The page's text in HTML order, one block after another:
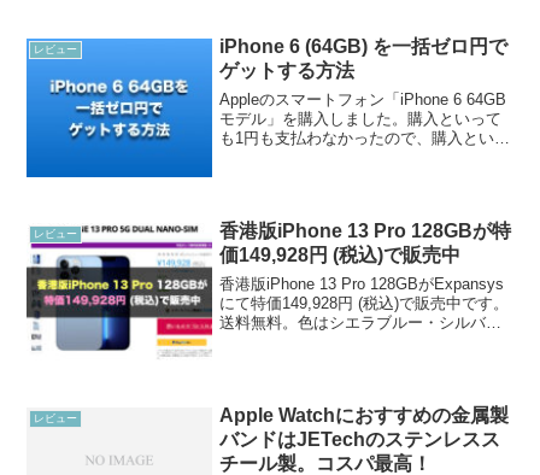
レビュー
iPhone 6 (64GB) を一括ゼロ円で
ゲットする方法
Appleのスマートフォン「iPhone 6 64GB
モデル」を購入しました。購入といって
も1円も支払わなかったので、購入といっ
レビュー
香港版iPhone 13 Pro 128GBが特
価149,928円 (税込)で販売中
香港版iPhone 13 Pro 128GBがExpansys
にて特価149,928円 (税込)で販売中です。
送料無料。色はシエラブルー・シルバ
レビュー
Apple Watchにおすすめの金属製
バンドはJETechのステンレスス
チール製。コスパ最高！